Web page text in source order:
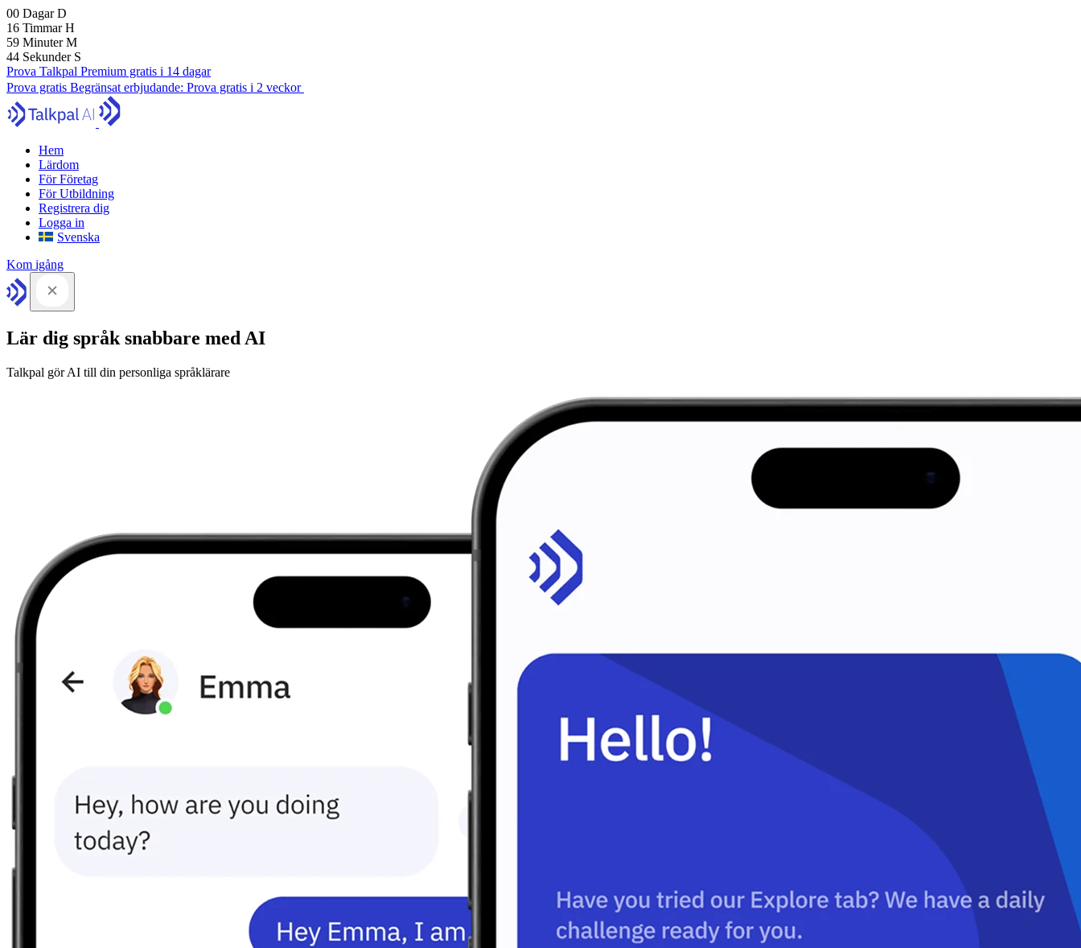
00 DagarD
16 TimmarH
59 MinuterM
43 Sekunder S
Prova Talkpal Premium gratis i 14 dagar
Prova gratis Begränsat erbjudande: Prova gratis i 2 veckor
Hem
Lärdom
För Företag
För Utbildning
Registrera dig
Logga in
Svenska
Kom igång
Lär dig språk snabbare med AI
Talkpal gör AI till din personliga språklärare